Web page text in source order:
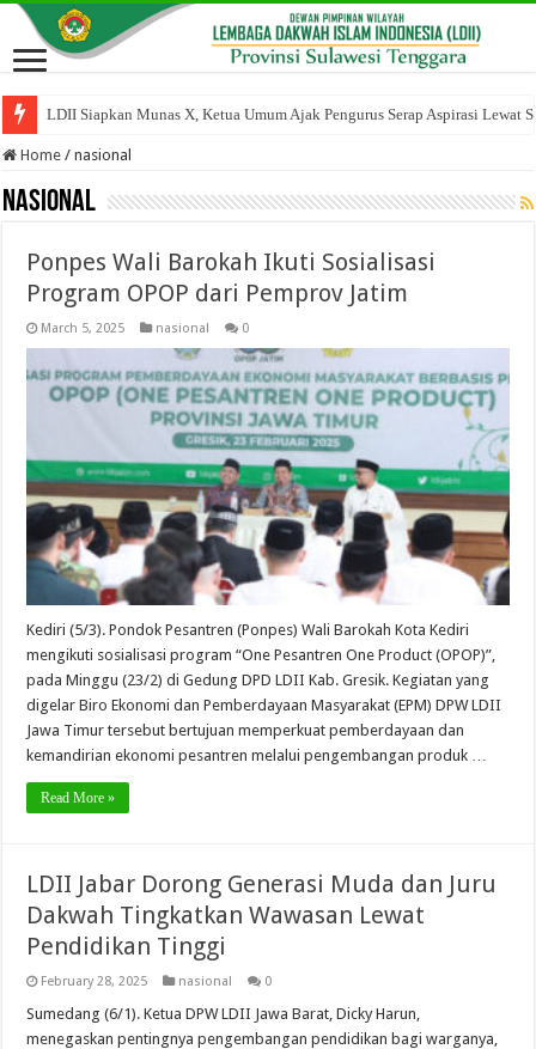
LDII Siapkan Munas X, Ketua Umum Ajak Pengurus Serap Aspirasi Lewat
Berbagi Keberkahan Bulan Ramadan, PC LDII Kec. Kambu Berbagi Takjil
Home / nasional
nasional
Ponpes Wali Barokah Ikuti Sosialisasi
Program OPOP dari Pemprov Jatim
March 5, 2025 nasional 0
Kediri (5/3). Pondok Pesantren (Ponpes) Wali Barokah Kota Kediri
mengikuti sosialisasi program “One Pesantren One Product (OPOP)”,
pada Minggu (23/2) di Gedung DPD LDII Kab. Gresik. Kegiatan yang
digelar Biro Ekonomi dan Pemberdayaan Masyarakat (EPM) DPW LDII
Jawa Timur tersebut bertujuan memperkuat pemberdayaan dan
kemandirian ekonomi pesantren melalui pengembangan produk …
Read More »
LDII Jabar Dorong Generasi Muda dan Juru
Dakwah Tingkatkan Wawasan Lewat
Pendidikan Tinggi
February 28, 2025 nasional 0
Sumedang (6/1). Ketua DPW LDII Jawa Barat, Dicky Harun,
menegaskan pentingnya pengembangan pendidikan bagi warganya,